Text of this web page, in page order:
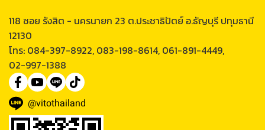
118 ซอย รังสิต - นครนายก 23 ต.ประชาธิปัตย์ อ.ธัญบุรี ปทุมธานี
12130
โทร: 084-397-8922, 083-198-8614, 061-891-4449,
02-997-1388
@vitothailand